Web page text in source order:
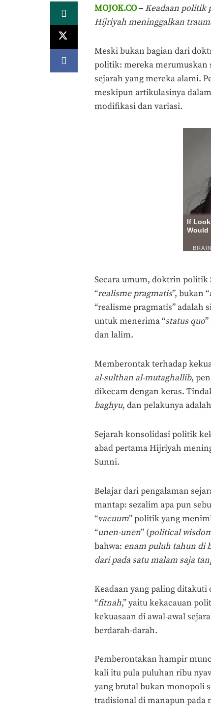
MOJOK.CO– Keadaan politik
Hijriyah meninggalkan
Meski bukan bagian dari
politik: mereka merumuskan
sejarah yang mereka alami.
meskipun artikulasinya
modifikasi dan variasi.
Secara umum, doktrin politik
“realisme pragmatis”, bukan “
“realisme pragmatis” adalah
untuk menerima “status quo
dan lalim.
Memberontak terhadap
al-sulthan al-mutaghallib,
dikecam dengan keras.
baghyu, dan pelakunya adalah
Sejarah konsolidasi politik
abad pertama Hijriyah
Sunni.
Belajar dari pengalaman
mantap: sezalim apa pun
“vacuum” politik yang
“unen-unen” (political
bahwa: enam puluh tahun di
dari pada satu malam saja
Keadaan yang paling ditakuti
“fitnah,” yaitu kekacauan
kekuasaan di awal-awal
berdarah-darah.
Pemberontakan hampir
kali itu pula puluhan ribu
yang brutal bukan monopoli
tradisional di manapun pada